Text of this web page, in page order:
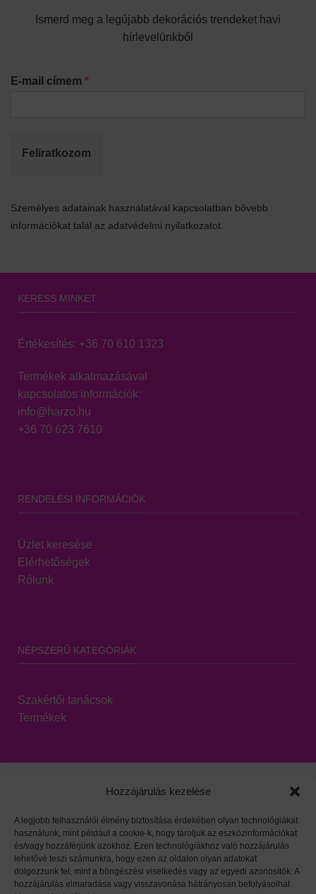
Hozzájárulás kezelése
A legjobb felhasználói élmény biztosítása érdekében olyan technológiákat
használunk, mint például a cookie-k, hogy tároljuk az eszközinformációkat
és/vagy hozzáférjünk azokhoz. Ezen technológiákhoz való hozzájárulás
lehetővé teszi számunkra, hogy ezen az oldalon olyan adatokat
dolgozzunk fel, mint a böngészési viselkedés vagy az egyedi azonosítók. A
hozzájárulás elmaradása vagy visszavonása hátrányosan befolyásolhat
Ismerd meg a legújabb dekorációs trendeket havi
hírlevelünkből
E-mail címem *
Feliratkozom
Személyes adatainak használatával kapcsolatban bővebb
információkat talál az adatvédelmi nyilatkozatot.
KERESS MINKET
Értékesítés: +36 70 610 1323
Termékek alkalmazásával
kapcsolatos információk:
info@harzo.hu
+36 70 623 7610
RENDELÉSI INFORMÁCIÓK
Üzlet keresése
Elérhetőségek
Rólunk
NÉPSZERŰ KATEGÓRIÁK
Szakértői tanácsok
Termékek
Viszonteladói oldal| Adatvédelem|HARZO tárgymutató